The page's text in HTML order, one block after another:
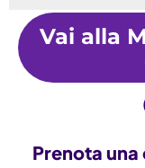
Vai alla
Prenota